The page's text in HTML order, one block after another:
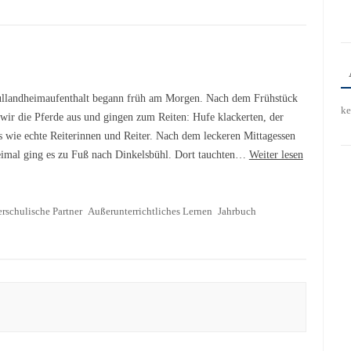
begann früh am Morgen. Nach dem Frühstück
die Pferde aus und gingen zum Reiten: Hufe klackerten, der
echte Reiterinnen und Reiter. Nach dem leckeren Mittagessen
ging es zu Fuß nach Dinkelsbühl. Dort tauchten… Weiter lesen
Partner Außerunterrichtliches Lernen Jahrbuch